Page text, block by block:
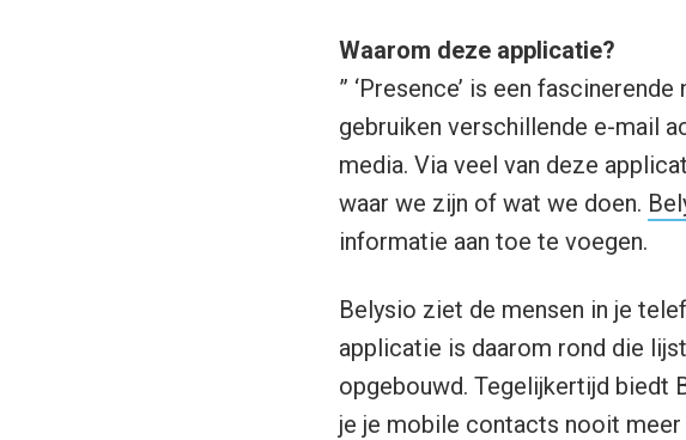
Waarom deze applicatie?
” ‘Presence’ is een
gebruiken verschillende e-mail
media. Via veel van deze
waar we zijn of wat we doen.
informatie aan toe te voegen.
Belysio ziet de mensen in je
applicatie is daarom rond die
opgebouwd. Tegelijkertijd biedt
je je mobile contacts nooit meer